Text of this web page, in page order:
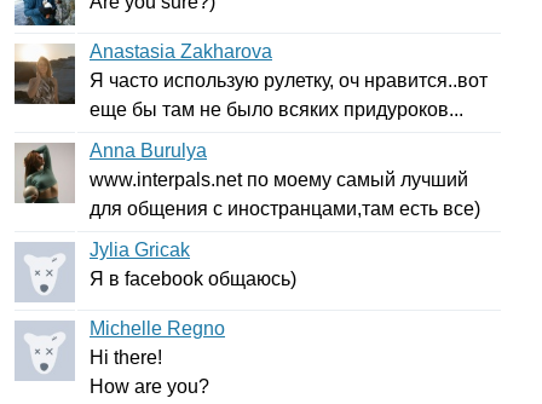
Anastasia Zakharova
Я часто использую рулетку, оч нравится..вот
еще бы там не было всяких придуроков...
Anna Burulya
www.interpals.netпо моему самый лучший
для общения с иностранцами,там есть все)
Jylia Gricak
Я в facebook общаюсь)
Michelle Regno
Hi there!
How are you?